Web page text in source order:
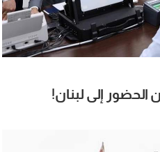
الحضور إلى لبنان!